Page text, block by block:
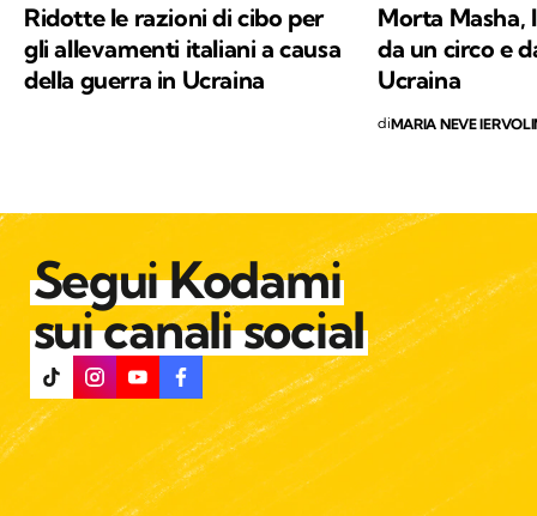
giorno: la conservazione della natura e la
salvaguardia del nostro Pianeta e di chiunque
vi abiti.
Ridotte le razioni di cibo per
gli allevamenti italiani a causa
della guerra in Ucraina
Morta Masha,
da un circo e
Ucraina
diMARIA NEVE
Segui Kodami
sui canali social